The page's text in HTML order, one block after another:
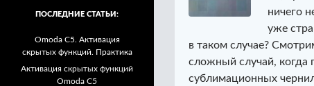
ничего
уже
в таком случае?
сложный случай, когда
сублимационных
ПОСЛЕДНИЕ СТАТЬИ:
Omoda C5. Активация
скрытых функций. Практика
Активация скрытых функций
Omoda C5